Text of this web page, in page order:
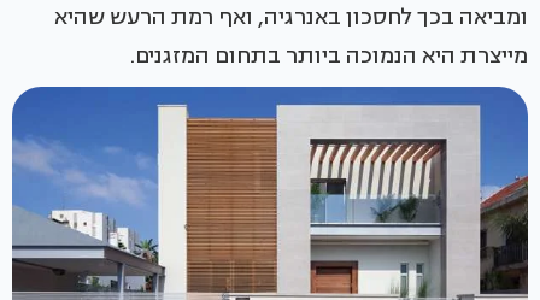
ומביאה בכך לחסכון באנרגיה, ואף רמת הרעש שהיא
מייצרת היא הנמוכה ביותר בתחום המזגנים.